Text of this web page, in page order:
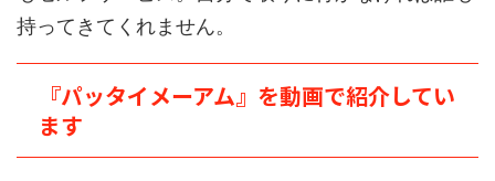
持ってきてくれません。
『パッタイメーアム』を動画で紹介してい
ます